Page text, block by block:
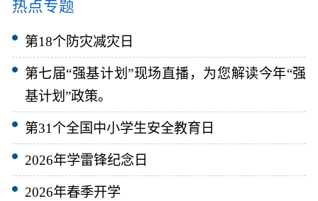
热点专题
第18个防灾减灾日
第七届“强基计划”现场直播，为您解读今年“强
基计划”政策。
第31个全国中小学生安全教育日
2026年学雷锋纪念日
2026年春季开学